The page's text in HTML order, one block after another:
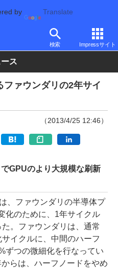
by Translate
検索 Impressサイト
ス
ァウンダリの2年サイ
（2013/4/25 12:46）
GPUのより大規模な刷新
、ファウンダリの半導体プ
化のために、1年サイクル
。ファウンダリは、通常
イクルに、中間のハーフ
ずつの微細化を行なってい
らは、ハーフノードをやめ